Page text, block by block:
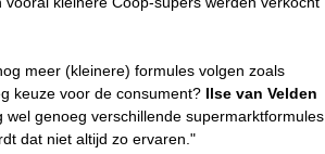
meer (kleinere) formules volgen zoals
keuze voor de consument? Ilse van Velden
genoeg verschillende supermarktformules
dat niet altijd zo ervaren."